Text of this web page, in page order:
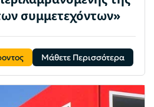
συμμετεχόντων»
Μάθετε Περισσότερα